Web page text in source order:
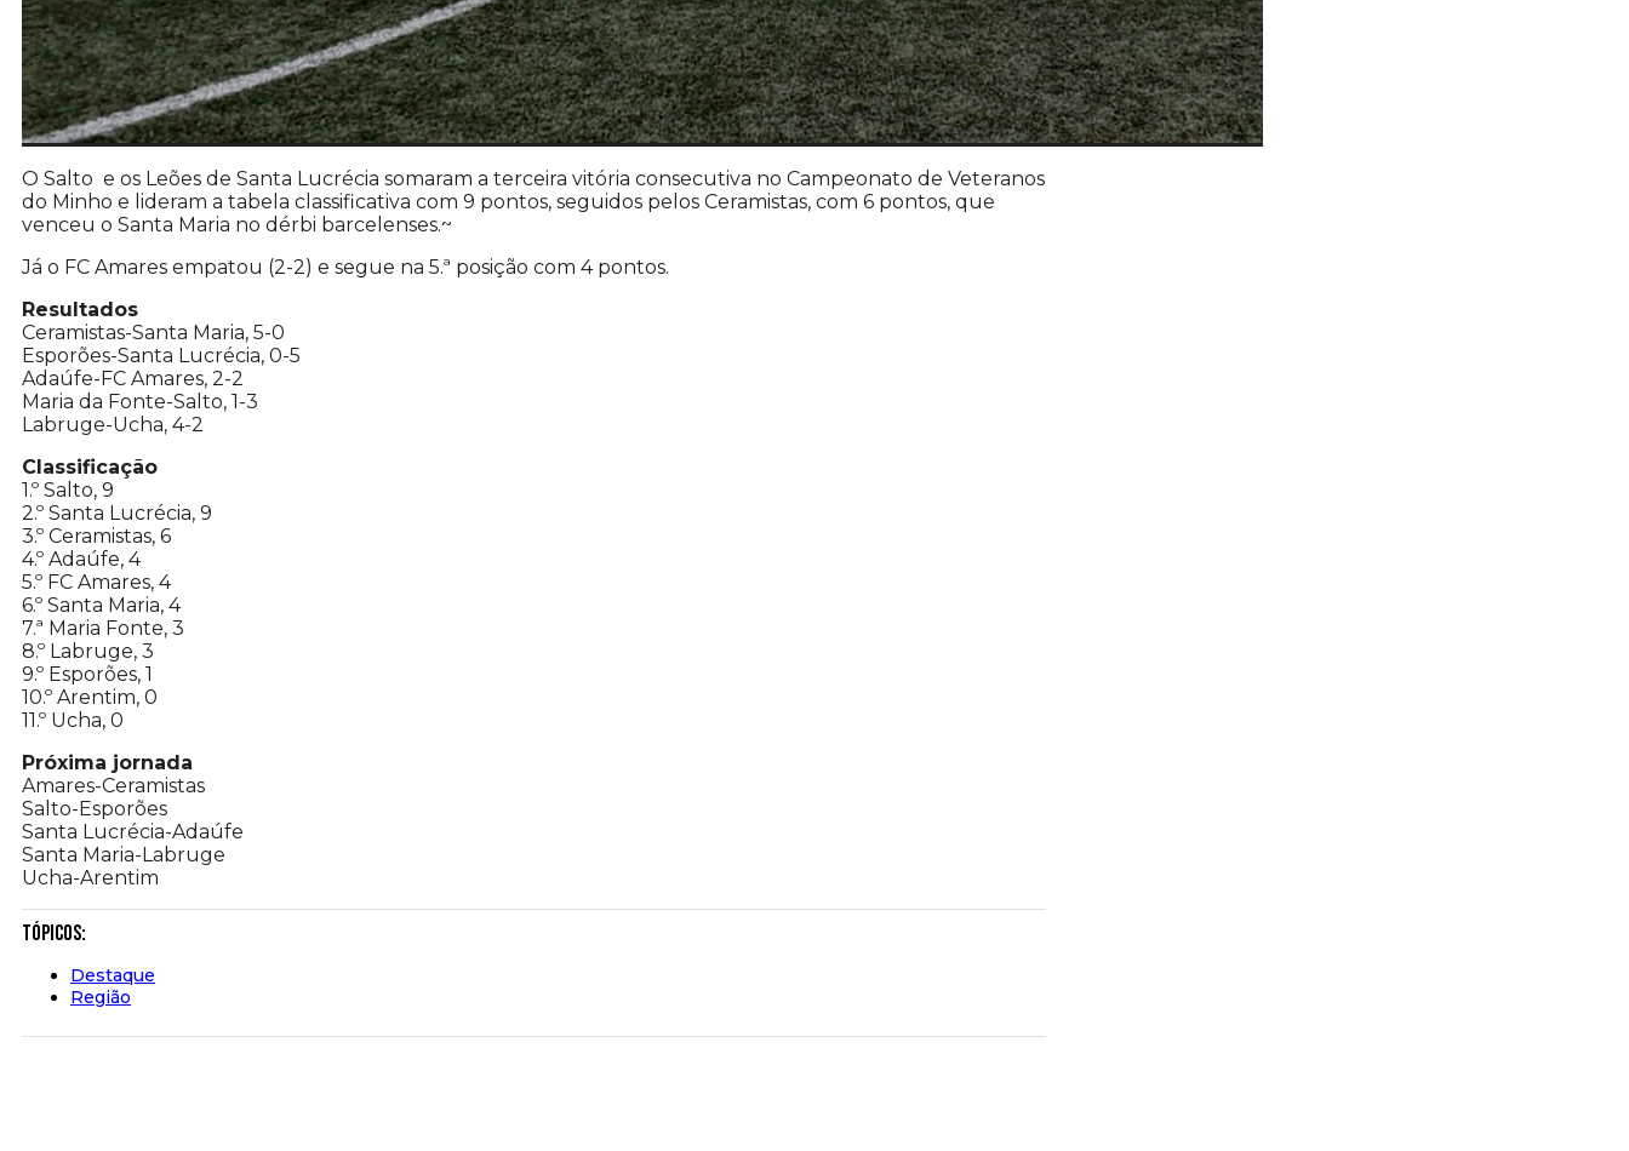
O Salto e os Leões de Santa Lucrécia somaram a terceira vitória consecutiva no Campeonato de Veteranos
do Minho e lideram a tabela classificativa com 9 pontos, seguidos pelos Ceramistas, com 6 pontos, que
venceu o Santa Maria no dérbi barcelenses.~
Já o FC Amares empatou (2-2) e segue na 5.ª posição com 4 pontos.
Resultados
Ceramistas-Santa Maria, 5-0
Esporões-Santa Lucrécia, 0-5
Adaúfe-FC Amares, 2-2
Maria da Fonte-Salto, 1-3
Labruge-Ucha, 4-2
Classificação
1.º Salto, 9
2.º Santa Lucrécia, 9
3.º Ceramistas, 6
4.º Adaúfe, 4
5.º FC Amares, 4
6.º Santa Maria, 4
7.ª Maria Fonte, 3
8.º Labruge, 3
9.º Esporões, 1
10.º Arentim, 0
11.º Ucha, 0
Próxima jornada
Amares-Ceramistas
Salto-Esporões
Santa Lucrécia-Adaúfe
Santa Maria-Labruge
Ucha-Arentim
Tópicos:
Destaque
Região